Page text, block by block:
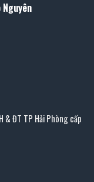
& ĐT TP Hải Phòng cấp